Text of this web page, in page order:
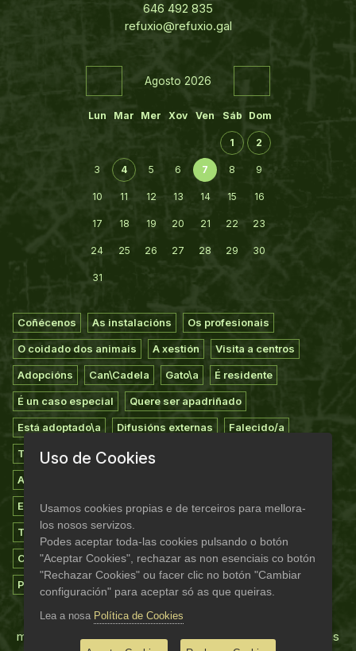
646 492 835
refuxio@refuxio.gal
Agosto 2026
Lun Mar Mer Xov Ven Sáb Dom
1 2
3 4 5 6 7 8 9
10 11 12 13 14 15 16
17 18 19 20 21 22 23
24 25 26 27 28 29 30
31
Coñécenos As instalacións Os profesionais
O coidado dos animais A xestión Visita a centros
Adopcións Can\Cadela Gato\a É residente
É un caso especial Quere ser apadriñado
Está adoptado\a Difusións externas Falecido/a
Todos os animais Extravíos
Apadriñamiento
Empresas colaboradoras Suxestións Agradecementos
Teaming do refuxio Novas
Consellos Documentos Programa madriñas/padriños
Pagamentos dixitais
Moitas grazas a todas as persoas socias, voluntarias,
madriñas e tamén a empresas comprometidas como estas
Uso de Cookies
Usamos cookies propias e de terceiros para mellora-
los nosos servizos.
Podes aceptar toda-las cookies pulsando o botón
"Aceptar Cookies", rechazar as non esenciais co botón
"Rechazar Cookies" ou facer clic no botón "Cambiar
configuración" para aceptar só as que queiras.
Lea a nosa Política de Cookies